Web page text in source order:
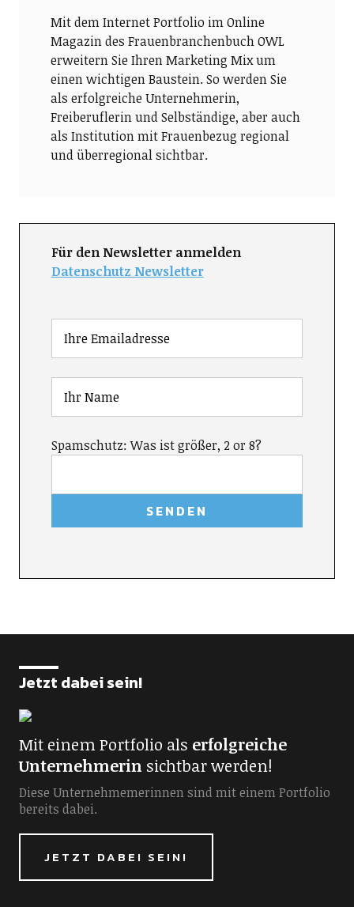
Mit dem Internet Portfolio im Online
Magazin des Frauenbranchenbuch OWL
erweitern Sie Ihren Marketing Mix um
einen wichtigen Baustein. So werden Sie
als erfolgreiche Unternehmerin,
Freiberuflerin und Selbständige, aber auch
als Institution mit Frauenbezug regional
und überregional sichtbar.
Für den Newsletter anmelden
Datenschutz Newsletter
Spamschutz: Was ist größer, 2 or 8?
Jetzt dabei sein!
Mit einem Portfolio als erfolgreiche
Unternehmerinsichtbar werden!
Diese Unternehmemerinnen sind mit einem Portfolio
bereits dabei.
JETZT DABEI SEIN!